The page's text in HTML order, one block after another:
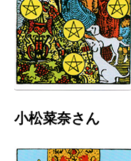
小松菜奈さん